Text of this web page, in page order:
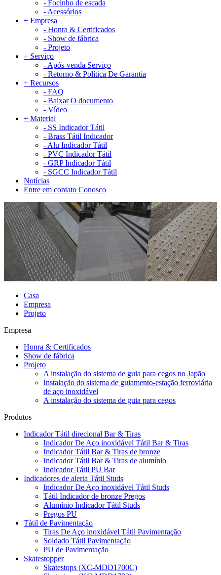
- Focinho de escada
- Acessórios
+ Empresa
- Honra & Certificados
- Show de fábrica
- Projeto
+ Serviço
- Após-venda Serviço
- Retorno & Política De Garantia
+ Recursos
- FAQ
- Baixar O documento
- Vídeo
+ Material
- SS Indicador Tátil
- Brass Tátil Indicador
- Alu Indicador Tátil
- PVC Indicador Tátil
- GRP Indicador Tátil
- SGCC Indicador Tátil
Notícias
Entre em contato Conosco
Casa
Empresa
Projeto
Empresa
Honra & Certificados
Show de fábrica
Projeto
A instalação do sistema de guia para cegos no Japão
Instalação do sistema de guiamento-estação ferroviária
de aço inoxidável
A instalação do sistema de guia para cegos
Produtos
Indicador Tátil direcional Bar & Tiras
Indicador De Aço inoxidável Tátil Bar & Tiras
Indicador Tátil Bar & Tiras de bronze
Indicador Tátil Bar & Tiras de alumínio
Indicador Tátil PU Bar
Indicadores de alerta Tátil Studs
Indicador De Aço inoxidável Tátil Studs
Tátil Indicador de bronze Pregos
Alumínio Indicador Tátil Studs
Pregos PU
Tátil de Pavimentação
Tiras De Aço inoxidável Tátil Pavimentação
Soldado Tátil Pavimentação
PU de Pavimentação
Skatestopper
Skatestops (XC-MDD1700C)